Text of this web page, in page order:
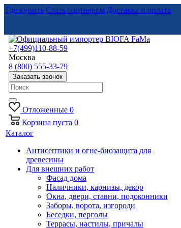
Где купить Стать партнером Доставка и оплата
+7(499)110-88-59
Москва
8 (800) 555-33-79
Заказать звонок
Отложенные 0
Корзина пуста 0
Каталог
Антисептики и огне-биозащита для
древесины
Для внешних работ
Фасад дома
Наличники, карнизы, декор
Окна, двери, ставни, подоконники
Заборы, ворота, изгороди
Беседки, перголы
Террасы, настилы, причалы